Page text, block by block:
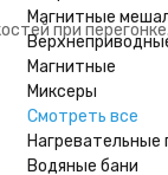
Магнитные
Магнитные
Миксеры
Смотреть все
Нагревательные
Водяные бани
при